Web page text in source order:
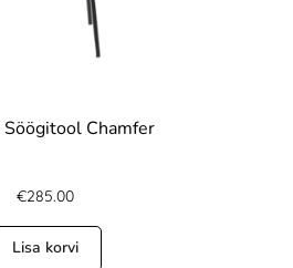
Söögitool Chamfer
€285.00
Lisa korvi